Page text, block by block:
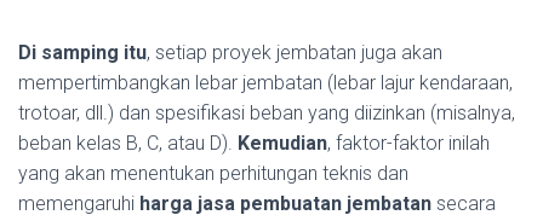
Di samping itu, setiap proyek jembatan juga akan
mempertimbangkan lebar jembatan (lebar lajur kendaraan,
trotoar, dll.) dan spesifikasi beban yang diizinkan (misalnya,
beban kelas B, C, atau D). Kemudian, faktor-faktor inilah
yang akan menentukan perhitungan teknis dan
memengaruhi harga jasa pembuatan jembatan secara